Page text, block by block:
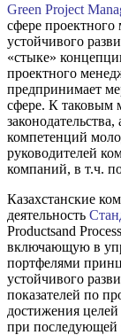
Green Project
сфере
устойчивого
«стыке»
проектного
предпринимает
сфере. К таковым
компетенций
руководителей
компаний, в т.ч.
Казахстанские
деятельность
Productsand
включающую в
портфелями
устойчивого
показателей по
достижения целей
при последующей